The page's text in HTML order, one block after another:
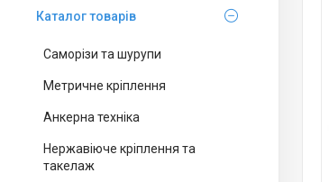
Каталог товарів
Саморізи та шурупи
Метричне кріплення
Анкерна техніка
Нержавіюче кріплення та
такелаж